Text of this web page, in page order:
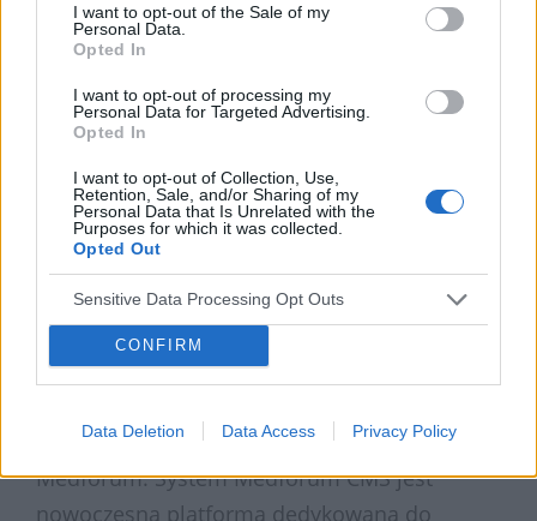
I want to opt-out of the Sale of my
Personal Data.
Opted In
I want to opt-out of processing my
Personal Data for Targeted Advertising.
Opted In
I want to opt-out of Collection, Use,
Retention, Sale, and/or Sharing of my
Personal Data that Is Unrelated with the
Purposes for which it was collected.
Opted Out
Sensitive Data Processing Opt Outs
CONFIRM
Data Deletion Data Access Privacy Policy
pneumokokową: Pneumokoki, Szczepienia
przeciwko pneumokokom, Pytania rodziców,
Apteki i przychodnie, O kampanii oraz Dla
mediów.
Wśród najważniejszych zmian jakie
wprowadzono należy wymienić: rozdzielczość
1024×1425 pikseli, zastosowanie nowej
kolorystyki oraz zaimplementowanie modułu
do odtwarzania wideo.
Serwis Pneumokoki.pl został oparty o
Medforum CMS, opracowany przez firmę
Medforum. System Medforum CMS jest
nowoczesną platformą dedykowaną do